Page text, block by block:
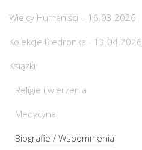
Wielcy Humaniści – 16.03.2026
Kolekcje Biedronka - 13.04.2026
Książki
Religie i wierzenia
Medycyna
Biografie / Wspomnienia